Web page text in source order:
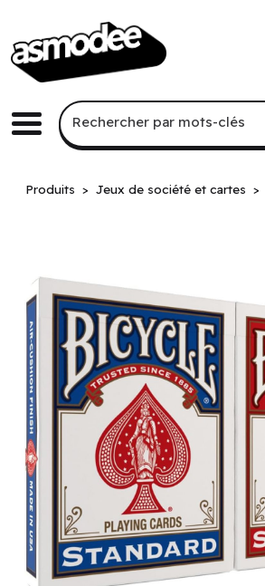
Menu
Recherche par mots-
Rechercher par mots-clés
Produits Jeux de société et cartes